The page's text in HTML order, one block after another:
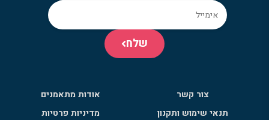
שלח
צור קשר
אודות מתאמנים
תנאי שימוש ותקנון
מדיניות פרטיות